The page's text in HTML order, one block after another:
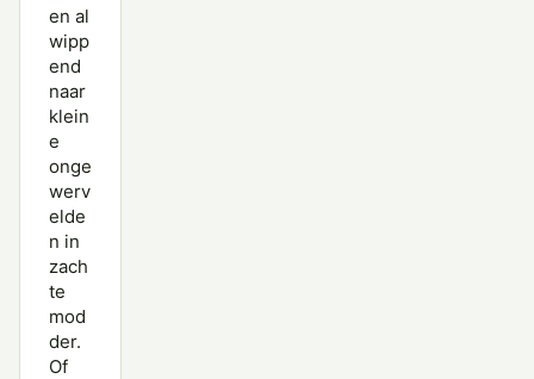
en al
wipp
end
naar
klein
e
onge
werv
elde
n in
zach
te
mod
der.
Of